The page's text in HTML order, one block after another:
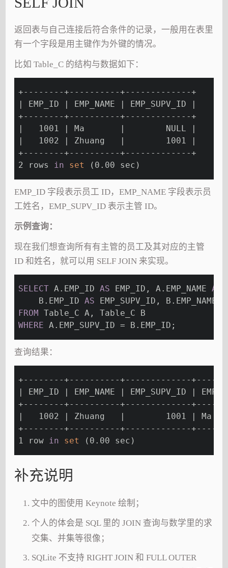
返回表与自己连接后符合条件的记录，一般用在表里
有一个字段是用主键作为外键的情况。
比如 Table_C 的结构与数据如下：
+--------+----------+-------------+
| EMP_ID | EMP_NAME | EMP_SUPV_ID |
+--------+----------+-------------+
|   1001 | Ma       |        NULL |
|   1002 | Zhuang   |        1001 |
+--------+----------+-------------+
2 rows
in set (0.00 sec)
EMP_ID 字段表示员工 ID，EMP_NAME 字段表示员
工姓名，EMP_SUPV_ID 表示主管 ID。
示例查询：
现在我们想查询所有有主管的员工及其对应的主管
ID 和姓名，就可以用 SELF JOIN 来实现。
SELECT A.EMP_ID AS EMP_ID, A.EMP_NAME AS
    B.EMP_ID
AS EMP_SUPV_ID, B.EMP_NAME
FROM Table_C A, Table_C B
WHERE A.EMP_SUPV_ID = B.EMP_ID;
查询结果：
+--------+----------+-------------
| EMP_ID | EMP_NAME | EMP_SUPV_ID |
+--------+----------+-------------
|   1002 | Zhuang   |        1001 |
+--------+----------+-------------
1 row in set (0.00 sec)
补充说明
文中的图使用 Keynote 绘制；
个人的体会是 SQL 里的 JOIN 查询与数学里的求
交集、并集等很像；
SQLite 不支持 RIGHT JOIN 和 FULL OUTER